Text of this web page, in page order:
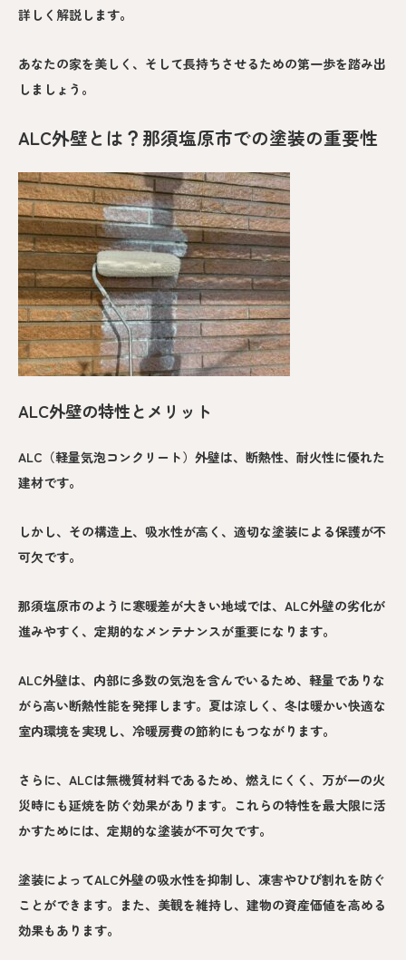
詳しく解説します。
あなたの家を美しく、そして長持ちさせるための第一歩を踏み出
しましょう。
ALC外壁とは？那須塩原市での塗装の重要性
ALC外壁の特性とメリット
ALC（軽量気泡コンクリート）外壁は、断熱性、耐火性に優れた
建材です。
しかし、その構造上、吸水性が高く、適切な塗装による保護が不
可欠です。
那須塩原市のように寒暖差が大きい地域では、ALC外壁の劣化が
進みやすく、定期的なメンテナンスが重要になります。
ALC外壁は、内部に多数の気泡を含んでいるため、軽量でありな
がら高い断熱性能を発揮します。夏は涼しく、冬は暖かい快適な
室内環境を実現し、冷暖房費の節約にもつながります。
さらに、ALCは無機質材料であるため、燃えにくく、万が一の火
災時にも延焼を防ぐ効果があります。これらの特性を最大限に活
かすためには、定期的な塗装が不可欠です。
塗装によってALC外壁の吸水性を抑制し、凍害やひび割れを防ぐ
ことができます。また、美観を維持し、建物の資産価値を高める
効果もあります。